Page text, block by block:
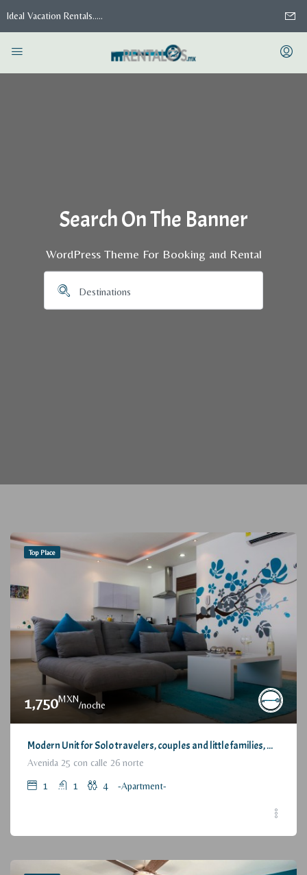
Ideal Vacation Rentals.....
Search On The Banner
WordPress Theme For Booking and Rental
Top Place
1,750MXN
/noche
Modern Unit for Solo travelers, couples and little families, with Great Location / Moderno Departamento para viajeros individuales, parejas o pequeñas familias, con estupenda ubicación
Avenida 25 con calle 26 norte
1 1 4 -Apartment-